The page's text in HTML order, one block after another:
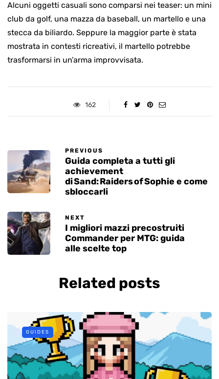
Alcuni oggetti casuali sono comparsi nei teaser: un mini
club da golf, una mazza da baseball, un martello e una
stecca da biliardo. Seppure la maggior parte è stata
mostrata in contesti ricreativi, il martello potrebbe
trasformarsi in un’arma improvvisata.
162
PREVIOUS
Guida completa a tutti gli
achievement
di Sand: Raiders of Sophie e come
sbloccarli
NEXT
I migliori mazzi precostruiti
Commander per MTG: guida
alle scelte top
Related posts
GUIDES